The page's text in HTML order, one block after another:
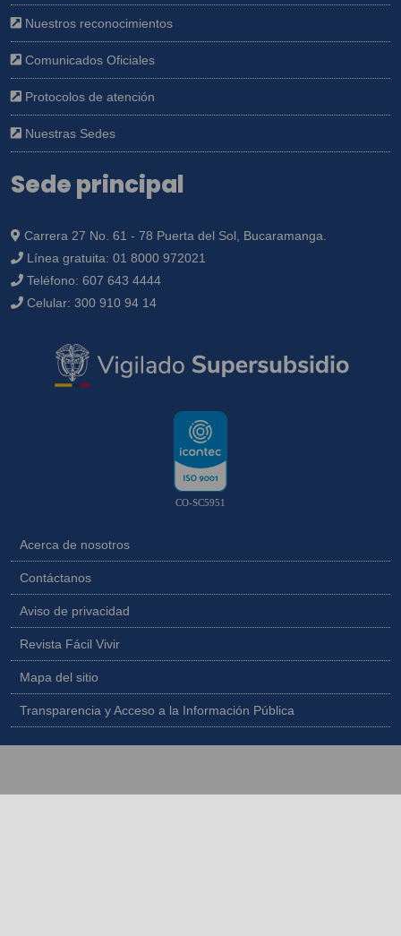
Nuestros reconocimientos
Comunicados Oficiales
Protocolos de atención
Nuestras Sedes
Sede principal
Carrera 27 No. 61 - 78 Puerta del Sol, Bucaramanga.
Línea gratuita: 01 8000 972021
Teléfono: 607 643 4444
Celular: 300 910 94 14
CO-SC5951
Acerca de nosotros
Contáctanos
Aviso de privacidad
Revista Fácil Vivir
Mapa del sitio
Transparencia y Acceso a la Información Pública